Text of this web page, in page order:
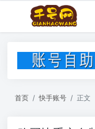
首页 快手账号 正文